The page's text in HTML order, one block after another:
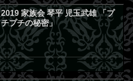
2019 家族会 琴平 児玉武雄 「プ
チプチの秘密」